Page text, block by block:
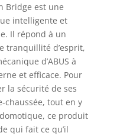
Bridge est une
intelligente et
Il répond à un
tranquillité d’esprit,
d’ABUS à
et efficace. Pour
la sécurité de ses
chaussée, tout en y
ce produit
qui fait ce qu’il